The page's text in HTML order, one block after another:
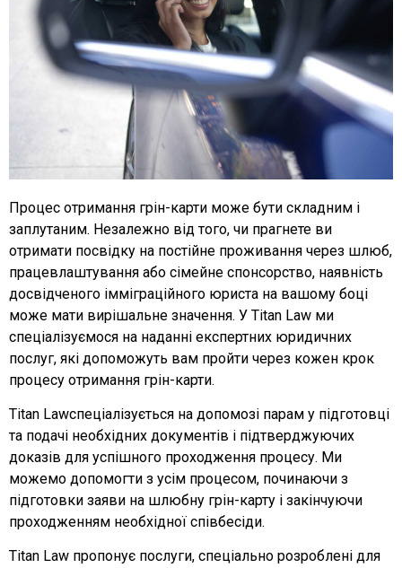
Процес отримання грін-карти може бути складним і
заплутаним. Незалежно від того, чи прагнете ви
отримати посвідку на постійне проживання через шлюб,
працевлаштування або сімейне спонсорство, наявність
досвідченого імміграційного юриста на вашому боці
може мати вирішальне значення. У Titan Law ми
спеціалізуємося на наданні експертних юридичних
послуг, які допоможуть вам пройти через кожен крок
процесу отримання грін-карти.
Titan Lawспеціалізується на допомозі парам у підготовці
та подачі необхідних документів і підтверджуючих
доказів для успішного проходження процесу. Ми
можемо допомогти з усім процесом, починаючи з
підготовки заяви на шлюбну грін-карту і закінчуючи
проходженням необхідної співбесіди.
Titan Law пропонує послуги, спеціально розроблені для